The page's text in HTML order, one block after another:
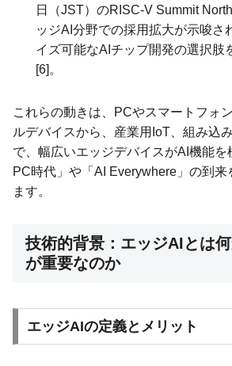
日（JST）のRISC-V Summit
ッジAI分野での採用拡大が示唆さ
イズ可能なAIチップ開発の選択肢
[6]。
これらの動きは、PCやスマートフォ
ルデバイスから、産業用IoT、組み込
で、幅広いエッジデバイスがAI機能を
PC時代」や「AI Everywhere」の到来
ます。
技術的背景：エッジAIとは
が重要なのか
エッジAIの定義とメリット